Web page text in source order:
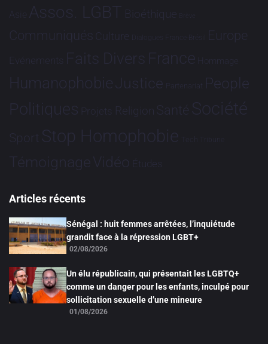
Asie Assos. LGBT Bioéthique Brève
Communiqués Culture Dialogues France-Brésil Europe
Evénements Faits Divers France Hommage
HumanophobieJustice Partenariat People
Politiques Projets Religion Santé Société
Sport Stop Homophobie Tech Tribune
TémoignageVidéo Études
Articles récents
Sénégal : huit femmes arrêtées, l’inquiétude
grandit face à la répression LGBT+
02/08/2026
Un élu républicain, qui présentait les LGBTQ+
comme un danger pour les enfants, inculpé pour
sollicitation sexuelle d’une mineure
01/08/2026